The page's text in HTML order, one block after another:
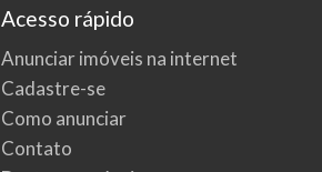
Acesso rápido
Anunciar imóveis na internet
Cadastre-se
Como anunciar
Contato